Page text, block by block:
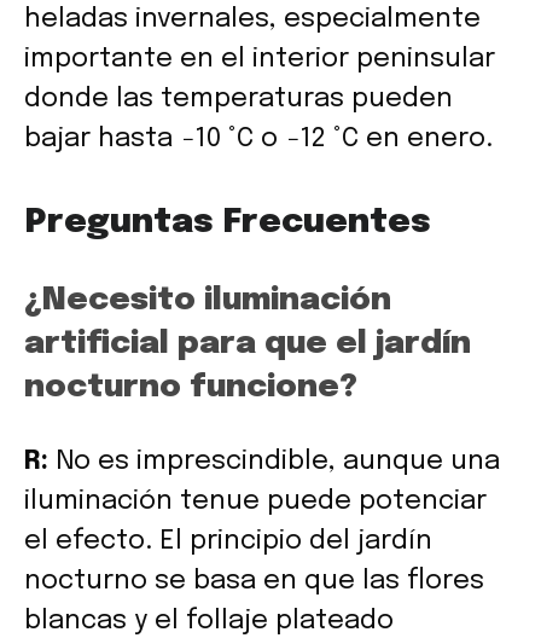
heladas invernales, especialmente
importante en el interior peninsular
donde las temperaturas pueden
bajar hasta −10 °C o −12 °C en enero.
Preguntas Frecuentes
¿Necesito iluminación
artificial para que el jardín
nocturno funcione?
R: No es imprescindible, aunque una
iluminación tenue puede potenciar
el efecto. El principio del jardín
nocturno se basa en que las flores
blancas y el follaje plateado